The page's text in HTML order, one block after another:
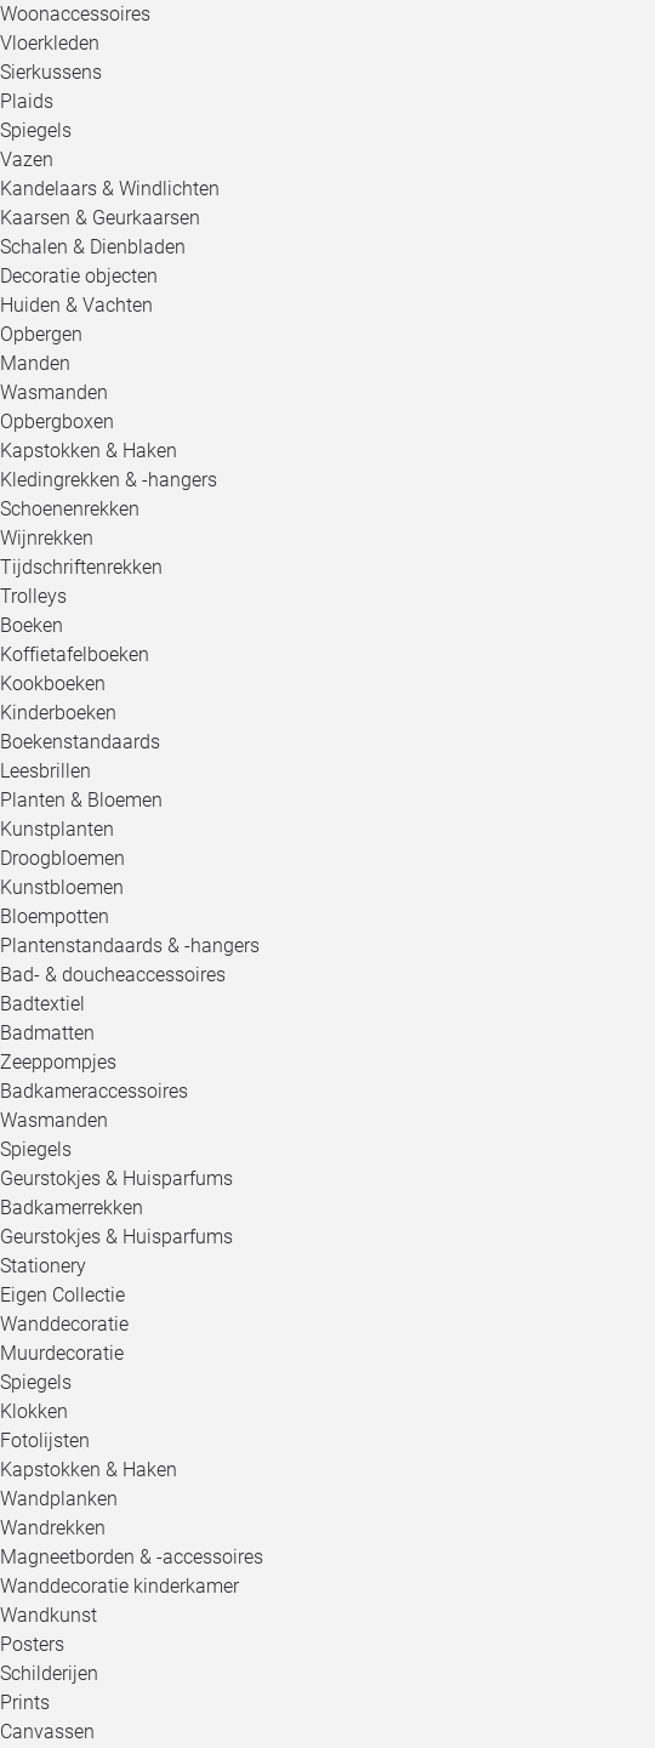
Woonaccessoires
Vloerkleden
Sierkussens
Plaids
Spiegels
Vazen
Kandelaars & Windlichten
Kaarsen & Geurkaarsen
Schalen & Dienbladen
Decoratie objecten
Huiden & Vachten
Opbergen
Manden
Wasmanden
Opbergboxen
Kapstokken & Haken
Kledingrekken & -hangers
Schoenenrekken
Wijnrekken
Tijdschriftenrekken
Trolleys
Boeken
Koffietafelboeken
Kookboeken
Kinderboeken
Boekenstandaards
Leesbrillen
Planten & Bloemen
Kunstplanten
Droogbloemen
Kunstbloemen
Bloempotten
Plantenstandaards & -hangers
Bad- & doucheaccessoires
Badtextiel
Badmatten
Zeeppompjes
Badkameraccessoires
Wasmanden
Spiegels
Geurstokjes & Huisparfums
Badkamerrekken
Geurstokjes & Huisparfums
Stationery
Eigen Collectie
Wanddecoratie
Muurdecoratie
Spiegels
Klokken
Fotolijsten
Kapstokken & Haken
Wandplanken
Wandrekken
Magneetborden & -accessoires
Wanddecoratie kinderkamer
Wandkunst
Posters
Schilderijen
Prints
Canvassen